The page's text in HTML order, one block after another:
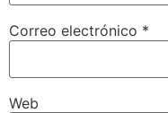
Correo electrónico *
Web